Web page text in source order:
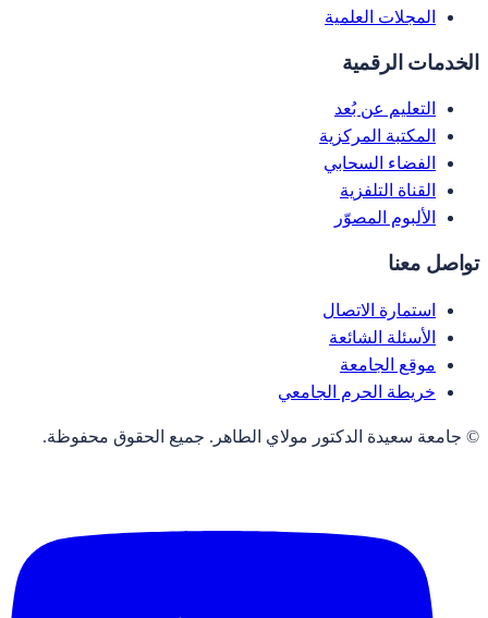
المجلات العلمية
الخدمات الرقمية
التعليم عن بُعد
المكتبة المركزية
الفضاء السحابي
القناة التلفزية
الألبوم المصوّر
تواصل معنا
استمارة الاتصال
الأسئلة الشائعة
موقع الجامعة
خريطة الحرم الجامعي
© جامعة سعيدة الدكتور مولاي الطاهر. جميع الحقوق محفوظة.